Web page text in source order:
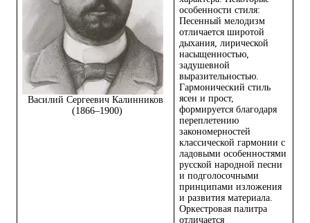
Василий Сергеевич Калинников
(1866–1900)
особенности стиля:
Песенный мелодизм
отличается широтой
дыхания, лирической
насыщенностью,
задушевной
выразительностью.
Гармонический стиль
ясен и прост,
формируется благодаря
переплетению
закономерностей
классической гармонии с
ладовыми особенностями
русской народной песни
и подголосочными
принципами изложения
и развития материала.
Оркестровая палитра
отличается